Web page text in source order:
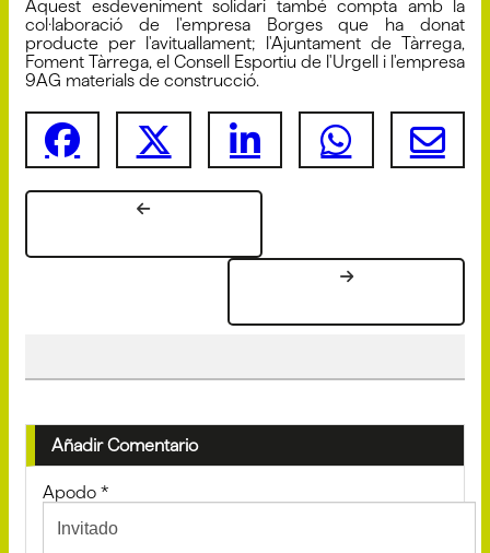
Aquest esdeveniment solidari també compta amb la
col·laboració de l'empresa Borges que ha donat
producte per l'avituallament; l'Ajuntament de Tàrrega,
Foment Tàrrega, el Consell Esportiu de l'Urgell i l'empresa
9AG materials de construcció.
Añadir Comentario
Apodo *